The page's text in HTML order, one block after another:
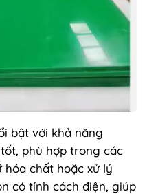
bật với khả năng
phù hợp trong các
chất hoặc xử lý
có tính cách điện, giúp